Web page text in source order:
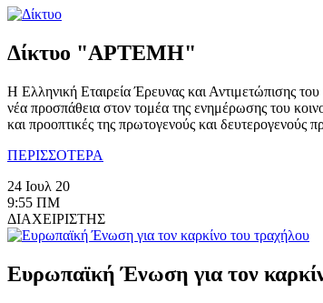
Δίκτυο "ΑΡΤΕΜΗ"
Η Ελληνική Εταιρεία Έρευνας και Αντιμετώπισης
νέα προσπάθεια στον τομέα της ενημέρωσης του
και προοπτικές της πρωτογενούς και δευτερογενούς
ΠΕΡΙΣΣΟΤΕΡΑ
24 Ιουλ 20
9:55 ΠΜ
ΔΙΑΧΕΙΡΙΣΤΗΣ
Ευρωπαϊκή Ένωση για τον